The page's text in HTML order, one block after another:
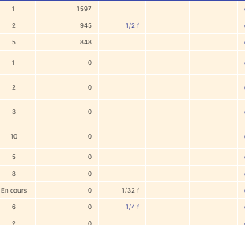
1 1597
2 945 1/2 f
5 848
1 0
2 0
3 0
10 0
5 0
8 0
En cours 0 1/32 f
6 0 1/4 f
2 0